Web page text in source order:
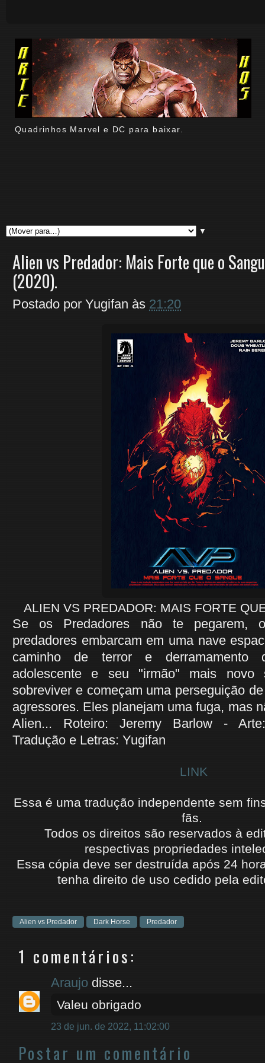
Quadrinhos Marvel e DC para baixar.
▼
Alien vs Predador: Mais Forte que o
(2020).
Postado por Yugifan às 21:20
ALIEN VS PREDADOR: MAIS FORTE
Se os Predadores não te pegarem,
predadores embarcam em uma nave
caminho de terror e derramamento
adolescente e seu "irmão" mais
sobreviver e começam uma perseguição
agressores. Eles planejam uma fuga, mas
Alien... Roteiro: Jeremy Barlow -
Tradução e Letras: Yugifan
LINK
Essa é uma tradução independente sem
fãs.
Todos os direitos são reservados à
respectivas propriedades
Essa cópia deve ser destruída após 24
tenha direito de uso cedido pela
Alien vs Predador Dark Horse Predador
1 comentários:
Araujo disse...
Valeu obrigado
23 de jun. de 2022, 11:02:00
Postar um comentário